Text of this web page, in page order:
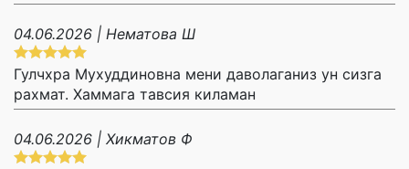
04.06.2026 | Нематова Ш
Гулчхра Мухуддиновна мени даволаганиз ун сизга
рахмат. Хаммага тавсия киламан
04.06.2026 | Хикматов Ф